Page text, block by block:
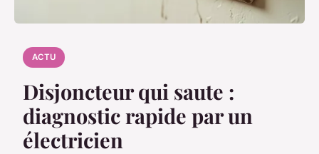
ACTU
Disjoncteur qui saute :
diagnostic rapide par un
électricien